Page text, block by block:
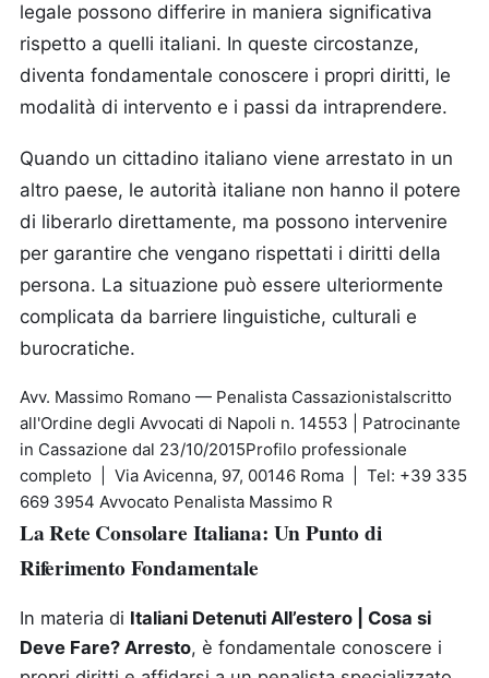
legale possono differire in maniera significativa
rispetto a quelli italiani. In queste circostanze,
diventa fondamentale conoscere i propri diritti, le
modalità di intervento e i passi da intraprendere.
Quando un cittadino italiano viene arrestato in un
altro paese, le autorità italiane non hanno il potere
di liberarlo direttamente, ma possono intervenire
per garantire che vengano rispettati i diritti della
persona. La situazione può essere ulteriormente
complicata da barriere linguistiche, culturali e
burocratiche.
Avv. Massimo Romano — Penalista CassazionistaIscritto
all'Ordine degli Avvocati di Napoli n. 14553 | Patrocinante
in Cassazione dal 23/10/2015Profilo professionale
completo | Via Avicenna, 97, 00146 Roma | Tel: +39 335
669 3954 Avvocato Penalista Massimo R
La Rete Consolare Italiana: Un Punto di
Riferimento Fondamentale
In materia di Italiani Detenuti All’estero | Cosa si
Deve Fare? Arresto, è fondamentale conoscere i